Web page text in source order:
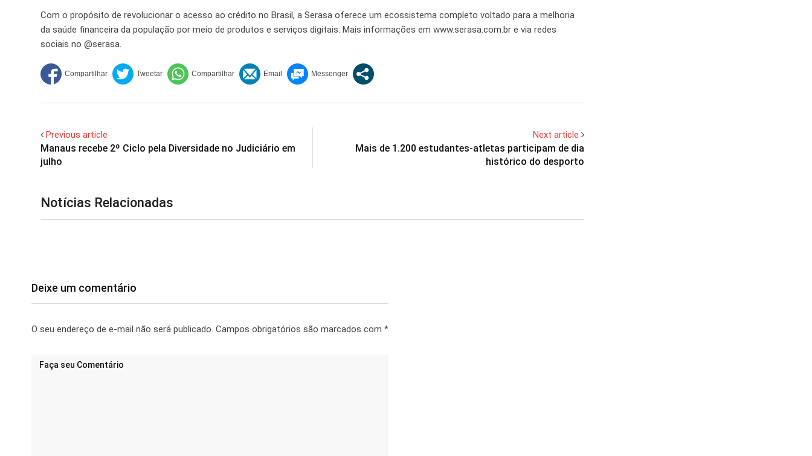
Com o propósito de revolucionar o acesso ao crédito no Brasil, a Serasa oferece um ecossistema completo voltado para a melhoria
da saúde financeira da população por meio de produtos e serviços digitais. Mais informações em www.serasa.com.br e via redes
sociais no @serasa.
Previous article
Manaus recebe 2º Ciclo pela Diversidade no Judiciário em
julho
Next article
Mais de 1.200 estudantes-atletas participam de dia
histórico do desporto
Notícias Relacionadas
Deixe um comentário
O seu endereço de e-mail não será publicado. Campos obrigatórios são marcados com *